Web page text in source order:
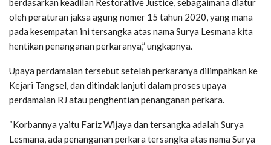
berdasarkan keadilan Restorative Justice, sebagaimana diatur
oleh peraturan jaksa agung nomer 15 tahun 2020, yang mana
pada kesempatan ini tersangka atas nama Surya Lesmana kita
hentikan penanganan perkaranya,” ungkapnya.
Upaya perdamaian tersebut setelah perkaranya dilimpahkan ke
Kejari Tangsel, dan ditindak lanjuti dalam proses upaya
perdamaian RJ atau penghentian penanganan perkara.
“Korbannya yaitu Fariz Wijaya dan tersangka adalah Surya
Lesmana, ada penanganan perkara tersangka atas nama Surya